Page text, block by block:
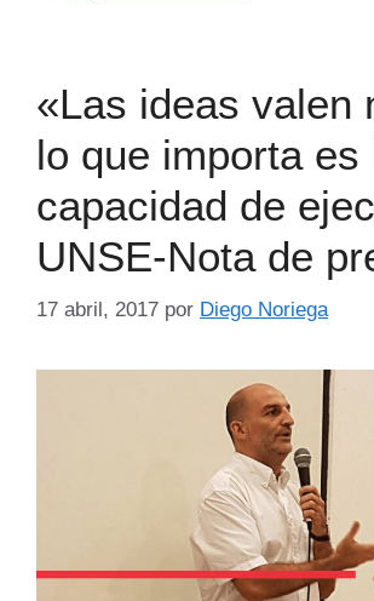
«Las ideas valen
lo que importa es
capacidad de
UNSE-Nota de
17 abril, 2017 por Diego Noriega